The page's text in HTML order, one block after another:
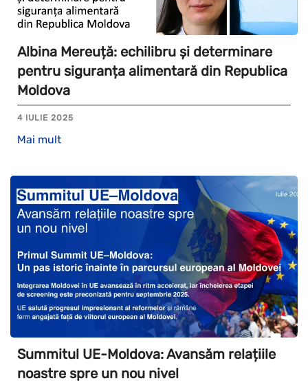
Albina Mereuță: echilibru și determinare
pentru siguranța alimentară din Republica
Moldova
4 IULIE 2025
Mai mult
Summitul UE-Moldova: Avansăm relațiile
noastre spre un nou nivel